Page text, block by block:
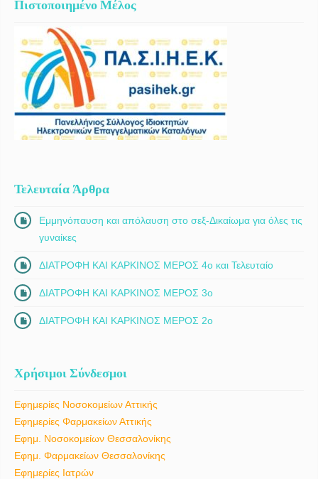
Πιστοποιημένο Μέλος
Τελευταία Άρθρα
Εμμηνόπαυση και απόλαυση στο σεξ-Δικαίωμα για όλες τις
γυναίκες
ΔΙΑΤΡΟΦΗ ΚΑΙ ΚΑΡΚΙΝΟΣ ΜΕΡΟΣ 4ο και Τελευταίο
ΔΙΑΤΡΟΦΗ ΚΑΙ ΚΑΡΚΙΝΟΣ ΜΕΡΟΣ 3ο
ΔΙΑΤΡΟΦΗ ΚΑΙ ΚΑΡΚΙΝΟΣ ΜΕΡΟΣ 2ο
Χρήσιμοι Σύνδεσμοι
Εφημερίες Νοσοκομείων Αττικής
Εφημερίες Φαρμακείων Αττικής
Εφημ. Νοσοκομείων Θεσσαλονίκης
Εφημ. Φαρμακείων Θεσσαλονίκης
Εφημερίες Ιατρών